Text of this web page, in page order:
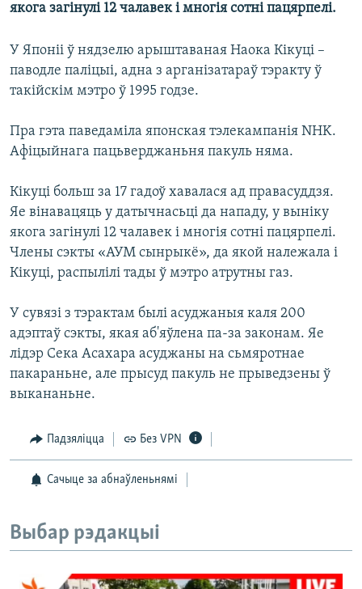
якога загінулі 12 чалавек і многія сотні пацярпелі.
У Японіі ў нядзелю арыштаваная Наока Кікуці –
паводле паліцыі, адна з арганізатараў тэракту ў
такійскім мэтро ў 1995 годзе.
Пра гэта паведаміла японская тэлекампанія NHK.
Афіцыйнага пацьверджаньня пакуль няма.
Кікуці больш за 17 гадоў хавалася ад правасуддзя.
Яе вінавацяць у датычнасьці да нападу, у выніку
якога загінулі 12 чалавек і многія сотні пацярпелі.
Члены сэкты «АУМ сынрыкё», да якой належала і
Кікуці, распылілі тады ў мэтро атрутны газ.
У сувязі з тэрактам былі асуджаныя каля 200
адэптаў сэкты, якая аб'яўлена па-за законам. Яе
лідэр Сека Асахара асуджаны на сьмяротнае
пакараньне, але прысуд пакуль не прыведзены ў
выкананьне.
Падзяліцца Без VPN
Сачыце за абнаўленьнямі
Выбар рэдакцыі